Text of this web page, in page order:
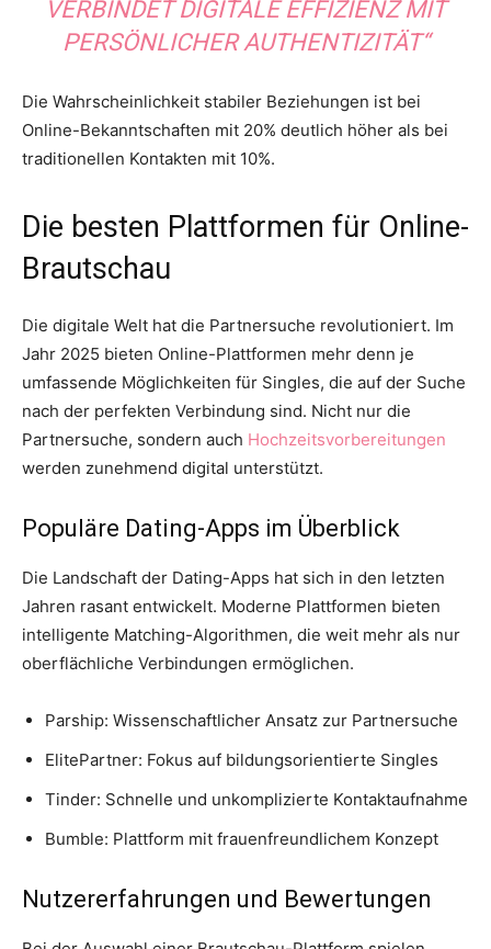
VERBINDET DIGITALE EFFIZIENZ MIT
PERSÖNLICHER AUTHENTIZITÄT“
Die Wahrscheinlichkeit stabiler Beziehungen ist bei
Online-Bekanntschaften mit 20% deutlich höher als bei
traditionellen Kontakten mit 10%.
Die besten Plattformen für Online-
Brautschau
Die digitale Welt hat die Partnersuche revolutioniert. Im
Jahr 2025 bieten Online-Plattformen mehr denn je
umfassende Möglichkeiten für Singles, die auf der Suche
nach der perfekten Verbindung sind. Nicht nur die
Partnersuche, sondern auch Hochzeitsvorbereitungen
werden zunehmend digital unterstützt.
Populäre Dating-Apps im Überblick
Die Landschaft der Dating-Apps hat sich in den letzten
Jahren rasant entwickelt. Moderne Plattformen bieten
intelligente Matching-Algorithmen, die weit mehr als nur
oberflächliche Verbindungen ermöglichen.
Parship: Wissenschaftlicher Ansatz zur Partnersuche
ElitePartner: Fokus auf bildungsorientierte Singles
Tinder: Schnelle und unkomplizierte Kontaktaufnahme
Bumble: Plattform mit frauenfreundlichem Konzept
Nutzererfahrungen und Bewertungen